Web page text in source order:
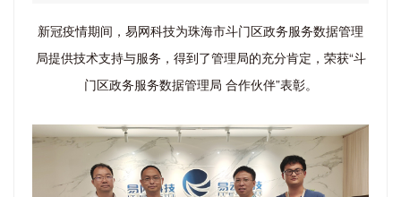
新冠疫情期间，易网科技为珠海市斗门区政务服务数据管理
局提供技术支持与服务，得到了管理局的充分肯定，荣获“斗
门区政务服务数据管理局 合作伙伴”表彰。